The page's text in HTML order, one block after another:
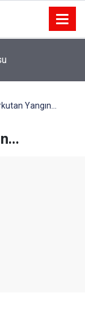
Yangın...